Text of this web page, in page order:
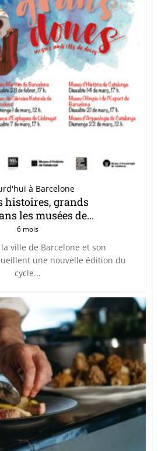
à Barcelone
histoires, grands
les musées de...
6 mois
ville de Barcelone et son
une nouvelle édition du
cycle...